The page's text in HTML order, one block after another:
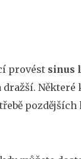
provést sinus
dražší.